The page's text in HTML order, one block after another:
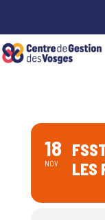
18
NOV
LES